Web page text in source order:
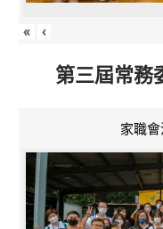
« ‹
第三屆常
家職